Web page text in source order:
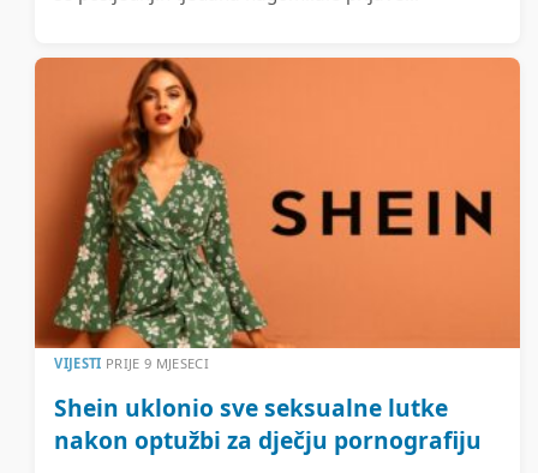
VIJESTI PRIJE 9 MJESECI
Shein uklonio sve seksualne lutke
nakon optužbi za dječju pornografiju